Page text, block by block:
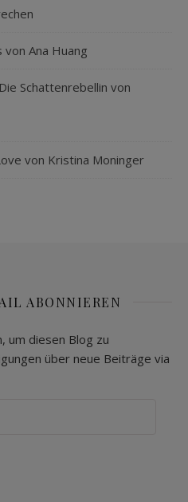
Ana Huang
Schattenrebellin von
von Kristina Moninger
ABONNIEREN
um diesen Blog zu
über neue Beiträge via